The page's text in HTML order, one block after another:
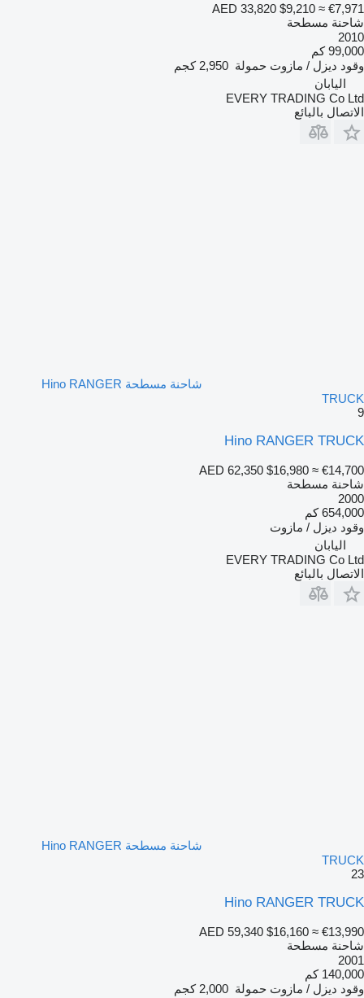
AED 33,820 $9,210 ≈ €7,971
شاحنة مسطحة
2010
99,000 كم
وقود ديزل / مازوت حمولة 2,950 كجم
اليابان
EVERY TRADING Co Ltd
الاتصال بالبائع
شاحنة مسطحة Hino RANGER
TRUCK
9
Hino RANGER TRUCK
AED 62,350 $16,980 ≈ €14,700
شاحنة مسطحة
2000
654,000 كم
وقود ديزل / مازوت
اليابان
EVERY TRADING Co Ltd
الاتصال بالبائع
شاحنة مسطحة Hino RANGER
TRUCK
23
Hino RANGER TRUCK
AED 59,340 $16,160 ≈ €13,990
شاحنة مسطحة
2001
140,000 كم
وقود ديزل / مازوت حمولة 2,000 كجم